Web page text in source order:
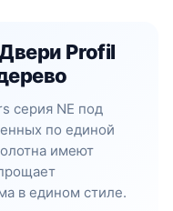
Profil
серия NE под
по единой
имеют
в едином стиле.